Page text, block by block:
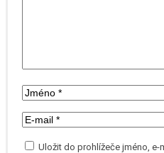
Uložit do prohlížeče jméno,